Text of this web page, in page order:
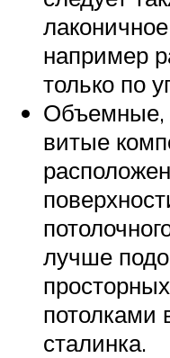
например
только по
Объемные,
витые
лучше
потолками
сталинка.